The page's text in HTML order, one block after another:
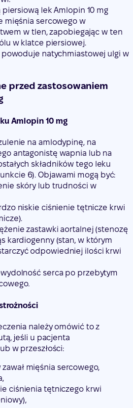
piersiową lek Amlopin 10 mg
mięśnia sercowego w
w tlen, zapobiegając w ten
w klatce piersiowej.
powoduje natychmiastowej ulgi w
przed zastosowaniem
Amlopin 10 mg
na amlodypinę, na
antagonistę wapnia lub na
składników tego leku
6). Objawami mogą być:
skóry lub trudności w
niskie ciśnienie tętnicze krwi
zastawki aortalnej (stenozę
kardiogenny (stan, w którym
odpowiedniej ilości krwi
serca po przebytym
należy omówić to z
jeśli u pacjenta
w przeszłości:
mięśnia sercowego,
ciśnienia tętniczego krwi